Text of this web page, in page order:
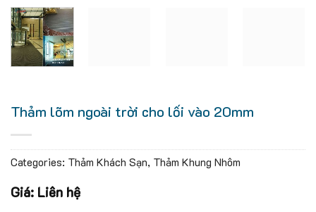
Thảm lõm ngoài trời cho lối vào 20mm
Categories: Thảm Khách Sạn, Thảm Khung Nhôm
Giá: Liên hệ